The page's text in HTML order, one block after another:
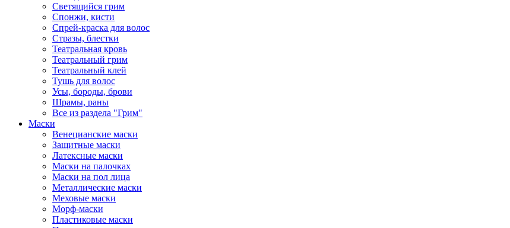
Светящийся грим
Спонжи, кисти
Спрей-краска для волос
Стразы, блестки
Театральная кровь
Театральный грим
Театральный клей
Тушь для волос
Усы, бороды, брови
Шрамы, раны
Все из раздела "Грим"
Маски
Венецианские маски
Защитные маски
Латексные маски
Маски на палочках
Маски на пол лица
Металлические маски
Меховые маски
Морф-маски
Пластиковые маски